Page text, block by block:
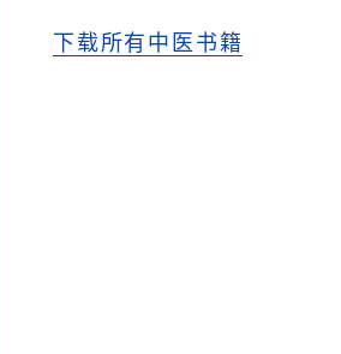
下载所有中医书籍